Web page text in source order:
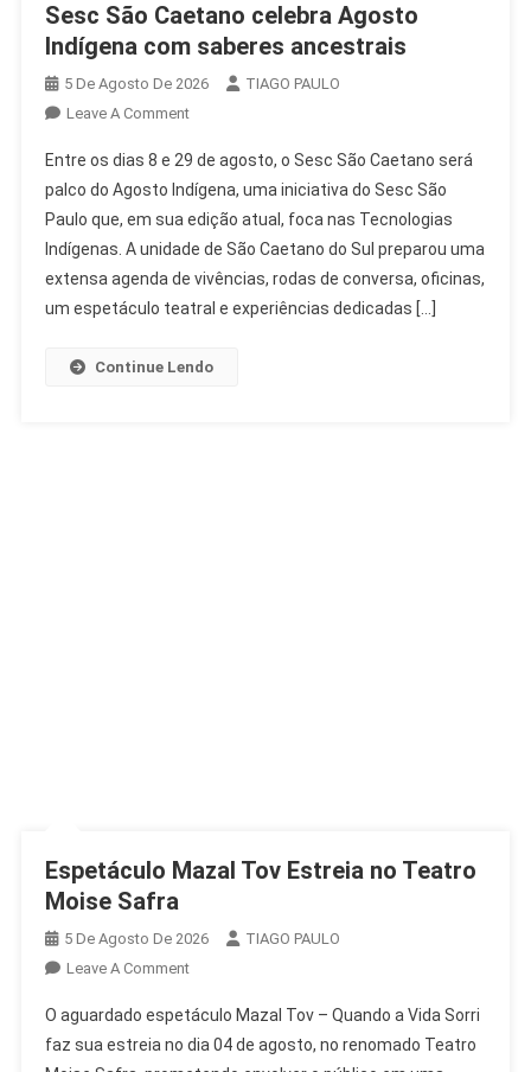
Sesc São Caetano celebra Agosto
Indígena com saberes ancestrais
5 De Agosto De 2026
TIAGO PAULO
Leave A CommentOn
São
Caetano
Celebra
Agosto
Indígena
Com
Ancestrais
Entre os dias 8 e 29 de agosto, o Sesc São Caetano será
palco do Agosto Indígena, uma iniciativa do Sesc São
Paulo que, em sua edição atual, foca nas Tecnologias
Indígenas. A unidade de São Caetano do Sul preparou uma
extensa agenda de vivências, rodas de conversa, oficinas,
um espetáculo teatral e experiências dedicadas […]
Continue Lendo
Espetáculo Mazal Tov Estreia no Teatro
Moise Safra
5 De Agosto De 2026
TIAGO PAULO
Leave A CommentOn
Mazal
Tov
O aguardado espetáculo Mazal Tov – Quando a Vida Sorri
faz sua estreia no dia 04 de agosto, no renomado Teatro